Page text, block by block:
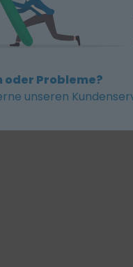
oder Probleme?
unseren